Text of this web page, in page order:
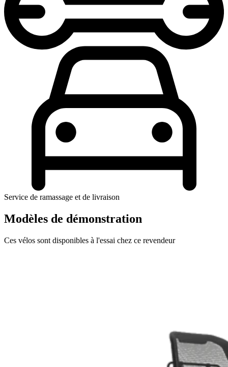
Service de ramassage et de livraison
Modèles de démonstration
Ces vélos sont disponibles à l'essai chez ce revendeur